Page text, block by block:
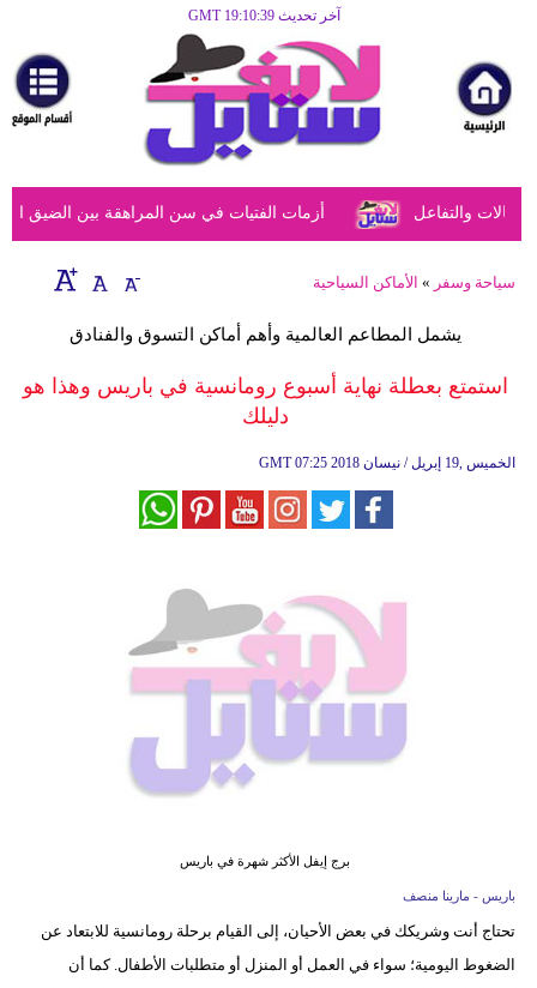
آخر تحديث GMT 19:10:39
مرأة
أزياء
أزياء
إسلامية
صحة
أزمات الفتيات في سن المراهقة بين الضيق والتفاعل
سياحة وسفر » الأماكن السياحية
يشمل المطاعم العالمية وأهم أماكن التسوق والفنادق
استمتع بعطلة نهاية أسبوع رومانسية في باريس وهذا هو
دليلك
GMT 07:25 2018 الخميس ,19 إبريل / نيسان
برج إيفل الأكثر شهرة في باريس
باريس - مارينا منصف
تحتاج أنت وشريكك في بعض الأحيان، إلى القيام برحلة رومانسية للابتعاد عن
الضغوط اليومية؛ سواء في العمل أو المنزل أو متطلبات الأطفال. كما أن